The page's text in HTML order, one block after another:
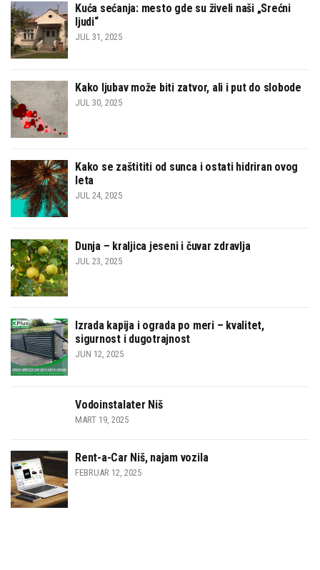
Kuća sećanja: mesto gde su živeli naši „Srećni
ljudi“
JUL 31, 2025
Kako ljubav može biti zatvor, ali i put do slobode
JUL 30, 2025
Kako se zaštititi od sunca i ostati hidriran ovog
leta
JUL 24, 2025
Dunja – kraljica jeseni i čuvar zdravlja
JUL 23, 2025
Izrada kapija i ograda po meri – kvalitet,
sigurnost i dugotrajnost
JUN 12, 2025
Vodoinstalater Niš
MART 19, 2025
Rent-a-Car Niš, najam vozila
FEBRUAR 12, 2025